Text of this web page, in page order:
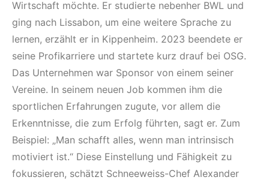
Wirtschaft möchte. Er studierte nebenher BWL und
ging nach Lissabon, um eine weitere Sprache zu
lernen, erzählt er in Kippenheim. 2023 beendete er
seine Profikarriere und startete kurz drauf bei OSG.
Das Unternehmen war Sponsor von einem seiner
Vereine. In seinem neuen Job kommen ihm die
sportlichen Erfahrungen zugute, vor allem die
Erkenntnisse, die zum Erfolg führten, sagt er. Zum
Beispiel: „Man schafft alles, wenn man intrinsisch
motiviert ist.“ Diese Einstellung und Fähigkeit zu
fokussieren, schätzt Schneeweiss-Chef Alexander